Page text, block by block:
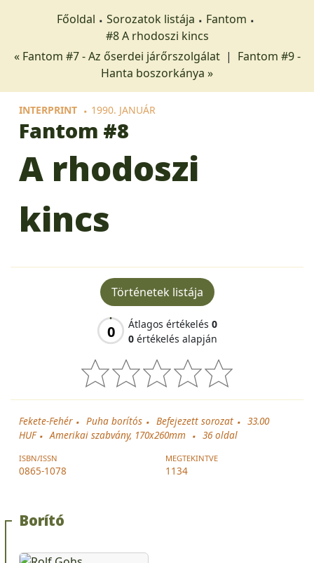
Főoldal Sorozatok listája
Fantom
#8 A rhodoszi kincs
« Fantom #7 - Az őserdei járőrszolgálat | Fantom #9 -
Hanta boszorkánya »
INTERPRINT 1990. JANUÁR
Fantom #8
A rhodoszi
kincs
Történetek listája
0 Átlagos értékelés 0
0 értékelés alapján
Fekete-Fehér Puha borítós Befejezett sorozat
33.00
HUF
Amerikai szabvány, 170x260mm 36oldal
ISBN/ISSN
0865-1078
MEGTEKINTVE
1134
Borító